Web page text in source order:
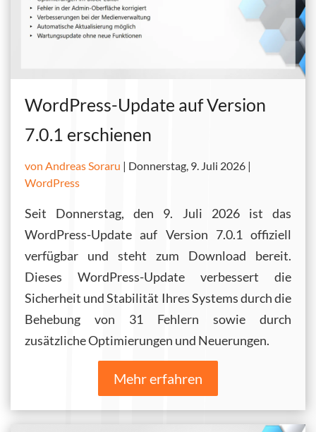
WordPress-Update auf Version
7.0.1 erschienen
von Andreas Soraru | Donnerstag, 9. Juli 2026 |
WordPress
Seit Donnerstag, den 9. Juli 2026 ist das
WordPress-Update auf Version 7.0.1 offiziell
verfügbar und steht zum Download bereit.
Dieses WordPress-Update verbessert die
Sicherheit und Stabilität Ihres Systems durch die
Behebung von 31 Fehlern sowie durch
zusätzliche Optimierungen und Neuerungen.
Mehr erfahren